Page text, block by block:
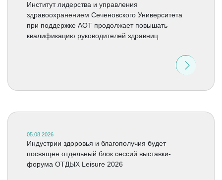
Институт лидерства и управления
здравоохранением Сеченовского Университета
при поддержке АОТ продолжает повышать
квалификацию руководителей здравниц
05.08.2026
Индустрии здоровья и благополучия будет
посвящен отдельный блок сессий выставки-
форума ОТДЫХ Leisure 2026